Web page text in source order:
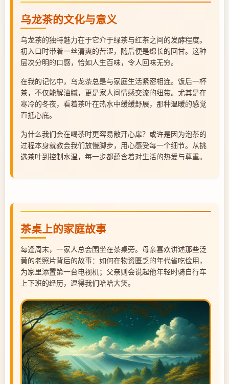
乌龙茶的文化与意义
乌龙茶的独特魅力在于它介于绿茶与红茶之间的发酵程度。
初入口时带着一丝清爽的苦涩，随后便是绵长的回甘。这种
层次分明的口感，恰如人生百味，令人回味无穷。
在我的记忆中，乌龙茶总是与家庭生活紧密相连。饭后一杯
茶，不仅能解油腻，更是家人间情感交流的纽带。尤其是在
寒冷的冬夜，看着茶叶在热水中缓缓舒展，那种温暖的感觉
直抵心底。
为什么我们会在喝茶时更容易敞开心扉？或许是因为泡茶的
过程本身就教会我们放慢脚步，用心感受每一个细节。从挑
选茶叶到控制水温，每一步都蕴含着对生活的热爱与尊重。
茶桌上的家庭故事
每逢周末，一家人总会围坐在茶桌旁。母亲喜欢讲述那些泛
黄的老照片背后的故事：如何在物资匮乏的年代省吃俭用，
为家里添置第一台电视机；父亲则会说起他年轻时骑自行车
上下班的经历，逗得我们哈哈大笑。